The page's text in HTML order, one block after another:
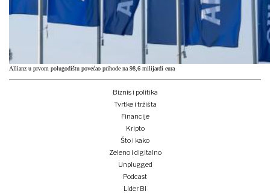
Allianz u prvom polugodištu povećao prihode na 98,6 milijardi eura
Biznis i politika
Tvrtke i tržišta
Financije
Kripto
Što i kako
Zeleno i digitalno
Unplugged
Podcast
Lider BI